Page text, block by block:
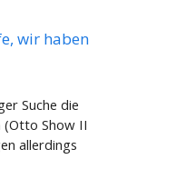
wir haben
Suche die
(Otto Show II
allerdings